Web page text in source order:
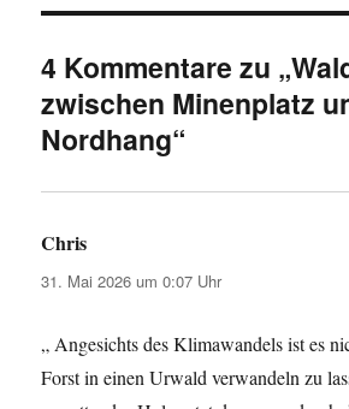
4 Kommentare zu
zwischen Minenplatz
Nordhang“
Chris
31. Mai 2026 um 0:07 Uhr
„ Angesichts des Klimawandels ist es
Forst in einen Urwald verwandeln zu